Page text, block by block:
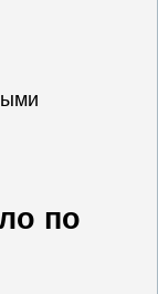
по